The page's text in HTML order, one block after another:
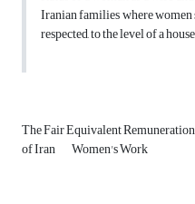
Iranian families where women
respected, to the level of a
The Fair Equivalent Remuneration
of Iran Women's Work